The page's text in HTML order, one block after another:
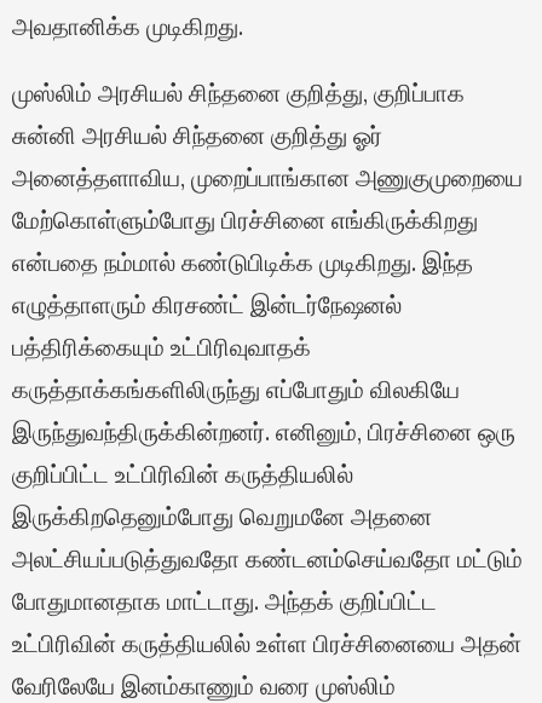
அவதானிக்க முடிகிறது.
முஸ்லிம் அரசியல் சிந்தனை குறித்து, குறிப்பாக
சுன்னி அரசியல் சிந்தனை குறித்து ஓர்
அனைத்தளாவிய, முறைப்பாங்கான அணுகுமுறையை
மேற்கொள்ளும்போது பிரச்சினை எங்கிருக்கிறது
என்பதை நம்மால் கண்டுபிடிக்க முடிகிறது. இந்த
எழுத்தாளரும் கிரசண்ட் இன்டர்நேஷனல்
பத்திரிக்கையும் உட்பிரிவுவாதக்
கருத்தாக்கங்களிலிருந்து எப்போதும் விலகியே
இருந்துவந்திருக்கின்றனர். எனினும், பிரச்சினை ஒரு
குறிப்பிட்ட உட்பிரிவின் கருத்தியலில்
இருக்கிறதெனும்போது வெறுமனே அதனை
அலட்சியப்படுத்துவதோ கண்டனம்செய்வதோ மட்டும்
போதுமானதாக மாட்டாது. அந்தக் குறிப்பிட்ட
உட்பிரிவின் கருத்தியலில் உள்ள பிரச்சினையை அதன்
வேரிலேயே இனம்காணும் வரை முஸ்லிம்